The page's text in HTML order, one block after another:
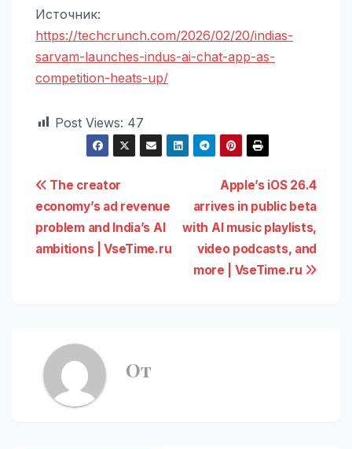
Источник:
https://techcrunch.com/2026/02/20/indias-
sarvam-launches-indus-ai-chat-app-as-
competition-heats-up/
Post Views: 47
Навигация
по
записям
Apple’s iOS 26.4
arrives in public beta
with AI music playlists,
video podcasts, and
more | VseTime.ru
The creator
economy’s ad revenue
problem and India’s AI
ambitions | VseTime.ru
От